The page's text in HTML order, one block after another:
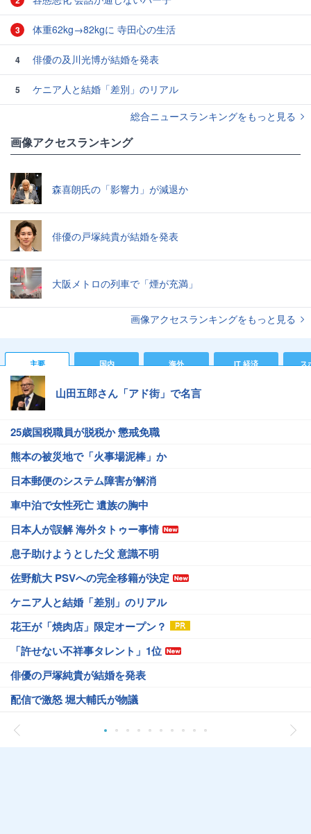
3 体重62kg→82kgに 寺田心の生活
4 俳優の及川光博が結婚を発表
5
ケニア人と結婚「差別」のリアル
総合ニュースランキングをもっと見る
画像アクセスランキング
森喜朗氏の「影響力」が減退か
俳優の戸塚純貴が結婚を発表
大阪メトロの列車で「煙が充満」
画像アクセスランキングをもっと見る
主要 国内 海外 IT 経済 ス
山田五郎さん「アド街」で名言
25歳国税職員が脱税か 懲戒免職
熊本の被災地で「火事場泥棒」か
日本郵便のシステム障害が解消
車中泊で女性死亡 遺族の胸中
日本人が誤解 海外タトゥー事情
息子助けようとした父 意識不明
佐野航大 PSVへの完全移籍が決定
ケニア人と結婚「差別」のリアル
花王が「焼肉店」限定オープン？
「許せない不祥事タレント」1位
俳優の戸塚純貴が結婚を発表
配信で激怒 堀大輔氏が物議